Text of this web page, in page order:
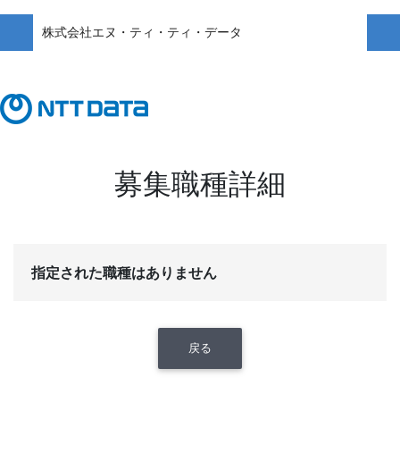
株式会社エヌ・ティ・ティ・データ
募集職種詳細
指定された職種はありません
戻る